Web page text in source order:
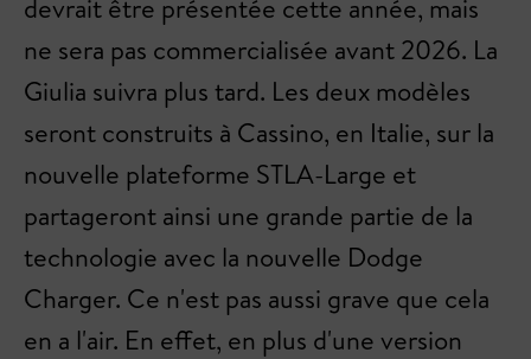
devrait être présentée cette année, mais
ne sera pas commercialisée avant 2026. La
Giulia suivra plus tard. Les deux modèles
seront construits à Cassino, en Italie, sur la
nouvelle plateforme STLA-Large et
partageront ainsi une grande partie de la
technologie avec la nouvelle Dodge
Charger. Ce n'est pas aussi grave que cela
en a l'air. En effet, en plus d'une version